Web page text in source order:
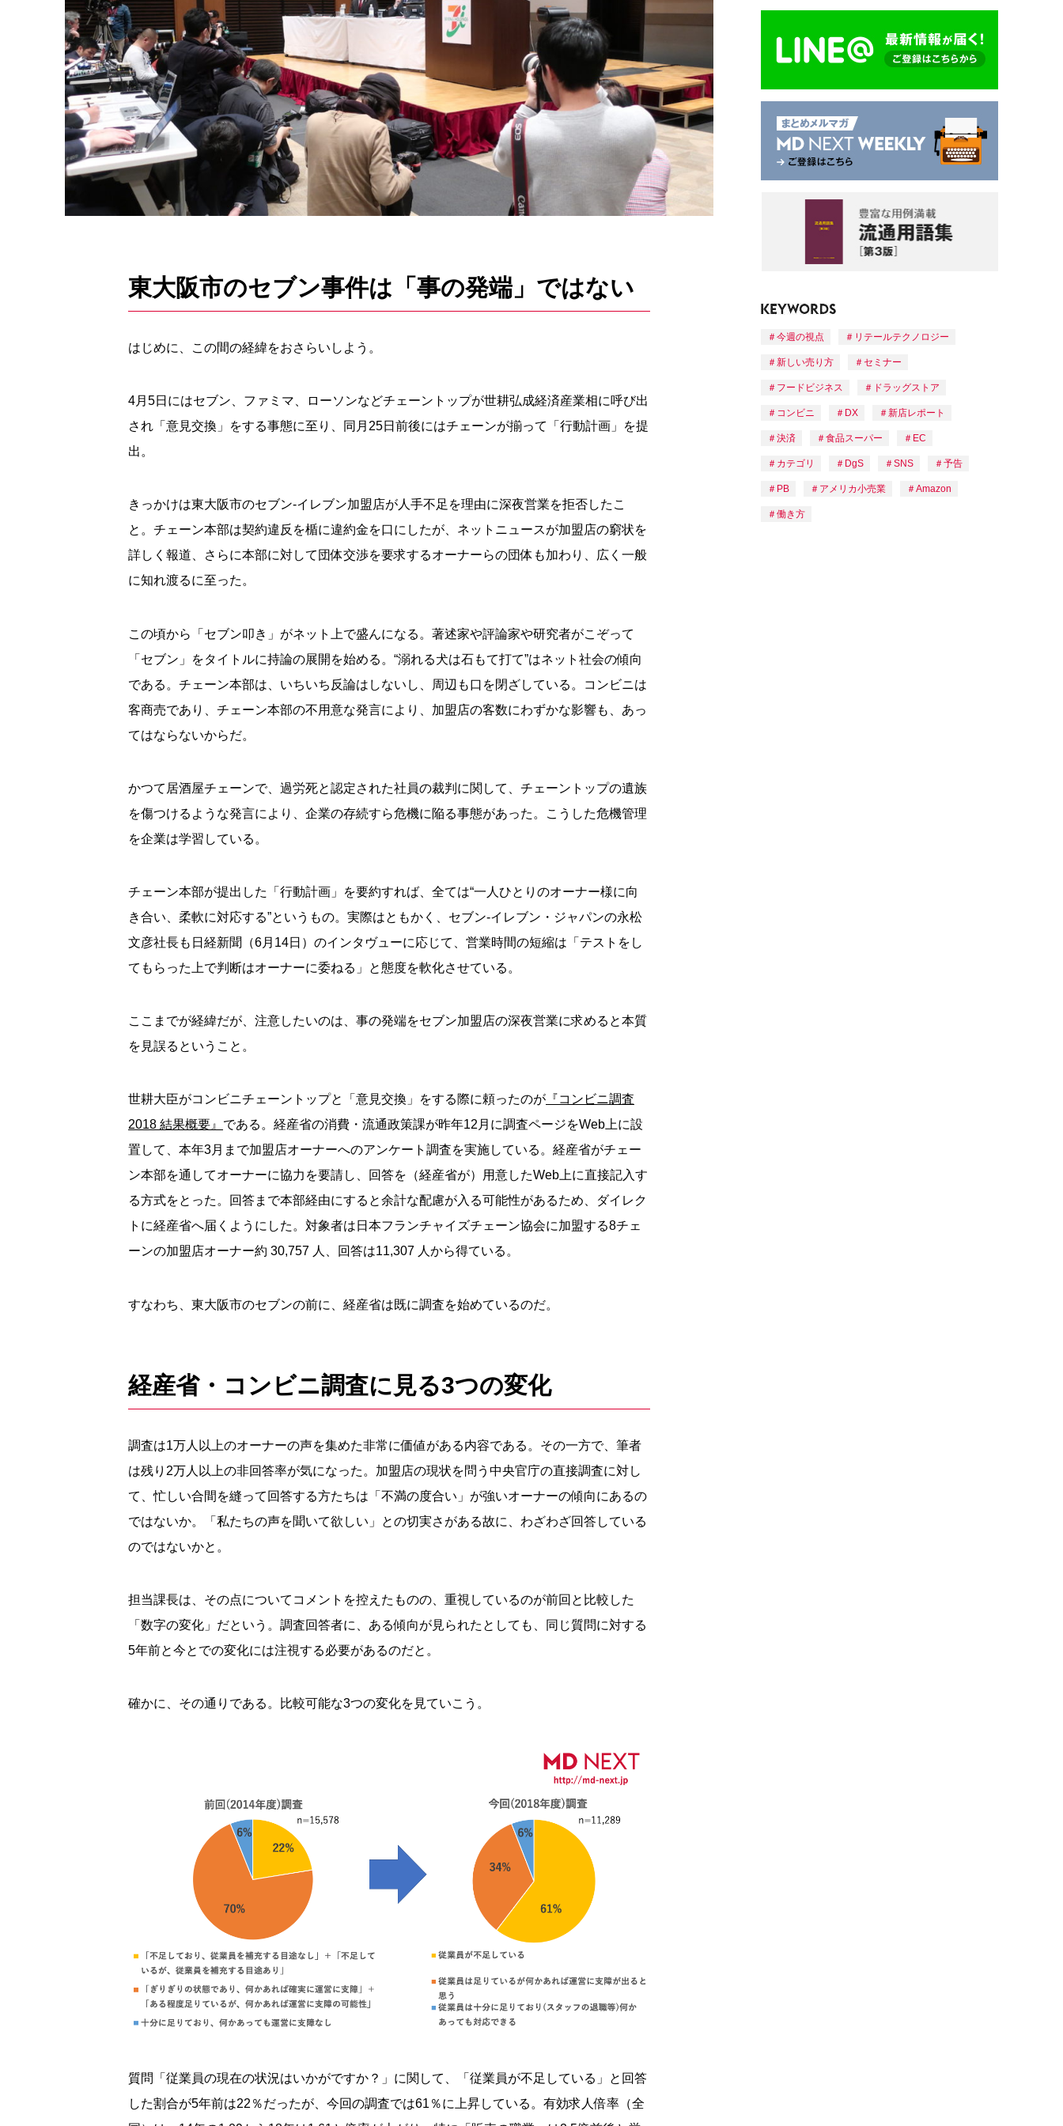
東大阪市のセブン事件は「事の発端」ではない
はじめに、この間の経緯をおさらいしよう。
4月5日にはセブン、ファミマ、ローソンなどチェーントップが世耕弘成経済産業相に呼び出
され「意見交換」をする事態に至り、同月25日前後にはチェーンが揃って「行動計画」を提
出。
きっかけは東大阪市のセブン-イレブン加盟店が人手不足を理由に深夜営業を拒否したこ
と。チェーン本部は契約違反を楯に違約金を口にしたが、ネットニュースが加盟店の窮状を
詳しく報道、さらに本部に対して団体交渉を要求するオーナーらの団体も加わり、広く一般
に知れ渡るに至った。
この頃から「セブン叩き」がネット上で盛んになる。著述家や評論家や研究者がこぞって
「セブン」をタイトルに持論の展開を始める。“溺れる犬は石もて打て”はネット社会の傾向
である。チェーン本部は、いちいち反論はしないし、周辺も口を閉ざしている。コンビニは
客商売であり、チェーン本部の不用意な発言により、加盟店の客数にわずかな影響も、あっ
てはならないからだ。
かつて居酒屋チェーンで、過労死と認定された社員の裁判に関して、チェーントップの遺族
を傷つけるような発言により、企業の存続すら危機に陥る事態があった。こうした危機管理
を企業は学習している。
チェーン本部が提出した「行動計画」を要約すれば、全ては“一人ひとりのオーナー様に向
き合い、柔軟に対応する”というもの。実際はともかく、セブン-イレブン・ジャパンの永松
文彦社長も日経新聞（6月14日）のインタヴューに応じて、営業時間の短縮は「テストをし
てもらった上で判断はオーナーに委ねる」と態度を軟化させている。
ここまでが経緯だが、注意したいのは、事の発端をセブン加盟店の深夜営業に求めると本質
を見誤るということ。
世耕大臣がコンビニチェーントップと「意見交換」をする際に頼ったのが 『コンビニ調査
2018 結果概要』 である。経産省の消費・流通政策課が昨年12月に調査ページをWeb上に設
置して、本年3月まで加盟店オーナーへのアンケート調査を実施している。経産省がチェー
ン本部を通してオーナーに協力を要請し、回答を（経産省が）用意したWeb上に直接記入す
る方式をとった。回答まで本部経由にすると余計な配慮が入る可能性があるため、ダイレク
トに経産省へ届くようにした。対象者は日本フランチャイズチェーン協会に加盟する8チェ
ーンの加盟店オーナー約 30,757 人、回答は11,307 人から得ている。
すなわち、東大阪市のセブンの前に、経産省は既に調査を始めているのだ。
経産省・コンビニ調査に見る3つの変化
調査は1万人以上のオーナーの声を集めた非常に価値がある内容である。その一方で、筆者
は残り2万人以上の非回答率が気になった。加盟店の現状を問う中央官庁の直接調査に対し
て、忙しい合間を縫って回答する方たちは「不満の度合い」が強いオーナーの傾向にあるの
ではないか。「私たちの声を聞いて欲しい」との切実さがある故に、わざわざ回答している
のではないかと。
担当課長は、その点についてコメントを控えたものの、重視しているのが前回と比較した
「数字の変化」だという。調査回答者に、ある傾向が見られたとしても、同じ質問に対する
5年前と今とでの変化には注視する必要があるのだと。
確かに、その通りである。比較可能な3つの変化を見ていこう。
質問「従業員の現在の状況はいかがですか？」に関して、「従業員が不足している」と回答
した割合が5年前は22％だったが、今回の調査では61％に上昇している。有効求人倍率（全
今週の視点 リテールテクノロジー
新しい売り方 セミナー
フードビジネス ドラッグストア
コンビニ DX 新店レポート
決済 食品スーパー EC
カテゴリ DgS SNS 予告
PB アメリカ小売業 Amazon
働き方